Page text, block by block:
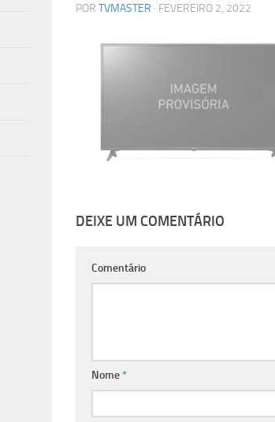
POR TVMASTER · FEVEREIRO 2, 2022
DEIXE UM COMENTÁRIO
Comentário
Nome*